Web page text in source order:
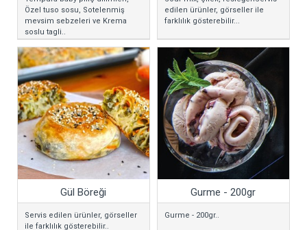
Özel tuso sosu, Sotelenmiş
mevsim sebzeleri ve Krema
soslu tagli..
edilen ürünler, görseller ile
farklılık gösterebilir...
Gül Böreği
Servis edilen ürünler, görseller
ile farklılık gösterebilir..
Gurme - 200gr
Gurme - 200gr..